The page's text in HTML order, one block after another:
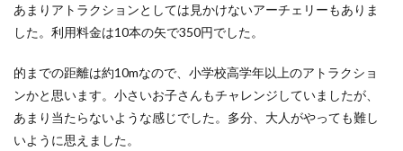
あまりアトラクションとしては見かけないアーチェリーもありま
した。利用料金は10本の矢で350円でした。
的までの距離は約10mなので、小学校高学年以上のアトラクショ
ンかと思います。小さいお子さんもチャレンジしていましたが、
あまり当たらないような感じでした。多分、大人がやっても難し
いように思えました。